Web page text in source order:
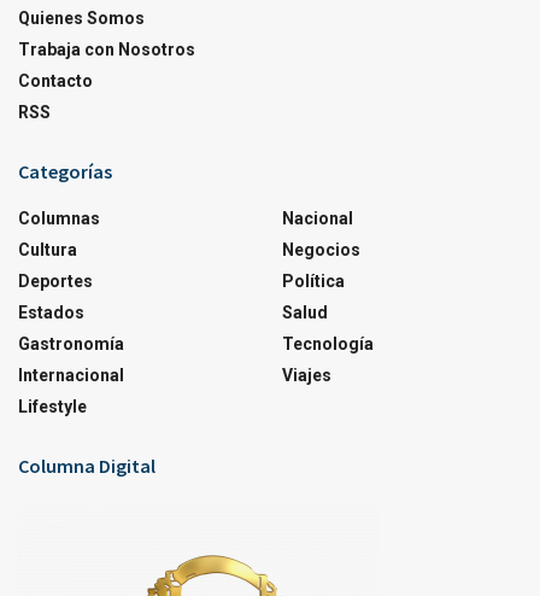
Quienes Somos
Trabaja con Nosotros
Contacto
RSS
Categorías
Columnas
Cultura
Deportes
Estados
Gastronomía
Internacional
Lifestyle
Nacional
Negocios
Política
Salud
Tecnología
Viajes
Columna Digital